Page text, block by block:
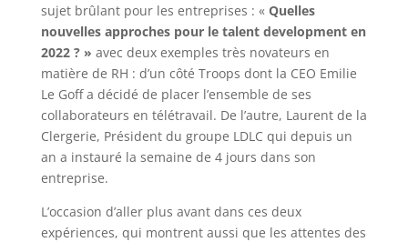
sujet brûlant pour les entreprises : « Quelles
nouvelles approches pour le talent development en
2022 ? » avec deux exemples très novateurs en
matière de RH : d’un côté Troops dont la CEO Emilie
Le Goff a décidé de placer l’ensemble de ses
collaborateurs en télétravail. De l’autre, Laurent de la
Clergerie, Président du groupe LDLC qui depuis un
an a instauré la semaine de 4 jours dans son
entreprise.
L’occasion d’aller plus avant dans ces deux
expériences, qui montrent aussi que les attentes des